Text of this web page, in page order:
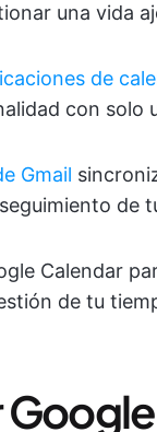
una vida
de
con solo
Gmail
de
Calendar
de tu